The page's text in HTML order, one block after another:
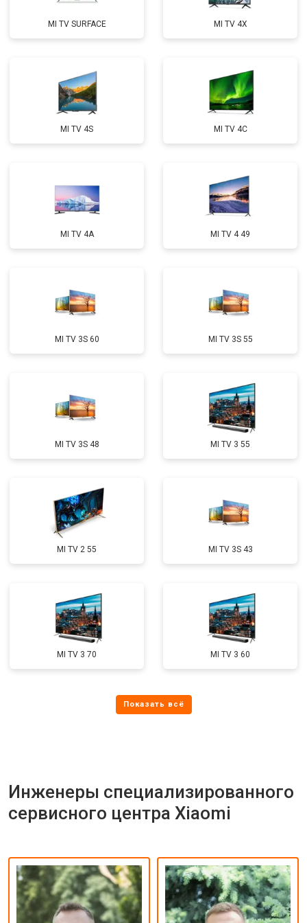
MI TV SURFACE MI TV 4X
MI TV 4S MI TV 4C
MI TV 4A MI TV 4 49
MI TV 3S 60 MI TV 3S 55
MI TV 3S 48 MI TV 3 55
MI TV 2 55 MI TV 3S 43
MI TV 3 70 MI TV 3 60
Инженеры специализированного
сервисного центра Xiaomi